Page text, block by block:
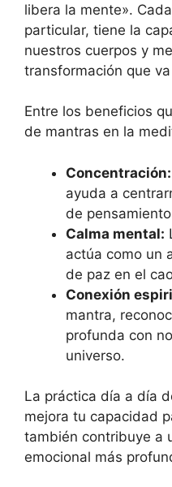
libera la mente».
particular, tiene la
nuestros cuerpos y
transformación que
Entre los beneficios
de mantras en la
Concentración:
ayuda a
de
Calma mental:
actúa como un
de paz en el
Conexión
mantra,
profunda con
universo.
La práctica día a día
mejora tu capacidad
también contribuye a
emocional más